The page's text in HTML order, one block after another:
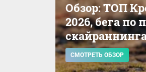
Обзор: ТОП
2026, бега по
СМОТРЕТЬ ОБЗОР